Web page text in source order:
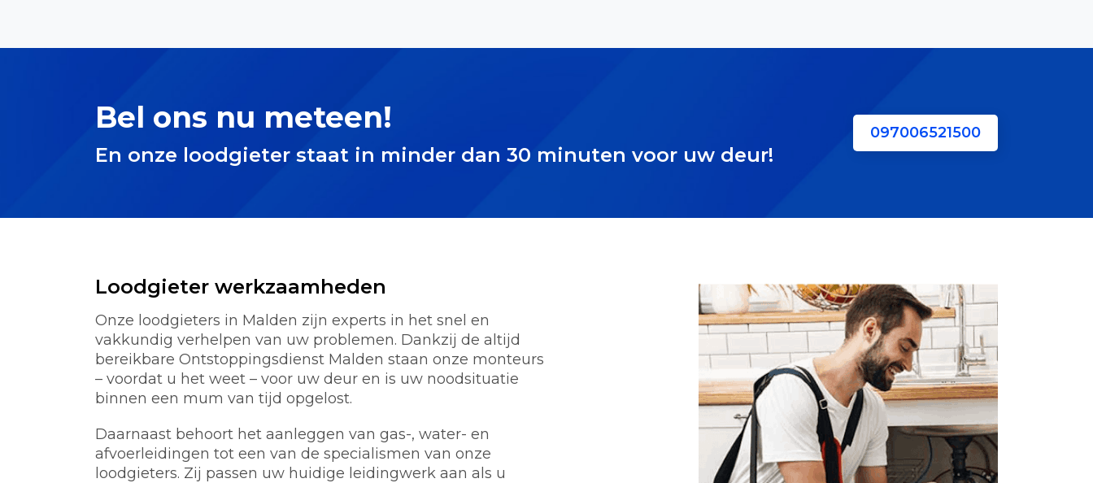
Bel ons nu meteen!
En onze loodgieter staat in minder dan 30 minuten voor uw deur!
097006521500
Loodgieter werkzaamheden
Onze loodgieters in Malden zijn experts in het snel en
vakkundig verhelpen van uw problemen. Dankzij de altijd
bereikbare Ontstoppingsdienst Malden staan onze monteurs
– voordat u het weet – voor uw deur en is uw noodsituatie
binnen een mum van tijd opgelost.
Daarnaast behoort het aanleggen van gas-, water- en
afvoerleidingen tot een van de specialismen van onze
loodgieters. Zij passen uw huidige leidingwerk aan als u